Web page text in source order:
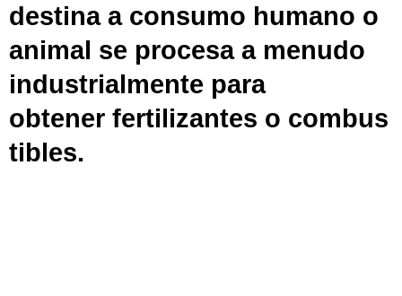
destina a consumo humano o
animal se procesa a menudo
industrialmente para
obtener fertilizantes o combus
tibles.